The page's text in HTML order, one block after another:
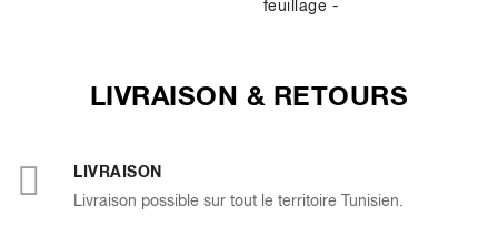
feuillage -
LIVRAISON & RETOURS
LIVRAISON
Livraison possible sur tout le territoire Tunisien.